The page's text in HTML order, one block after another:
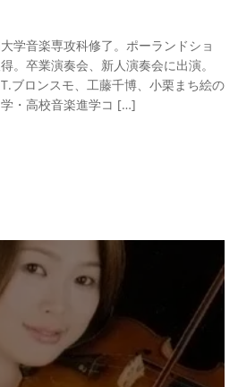
学音楽専攻科修了。ポーランドショ
。卒業演奏会、新人演奏会に出演。
ブロンスモ、工藤千博、小栗まち絵の
・高校音楽進学コ […]